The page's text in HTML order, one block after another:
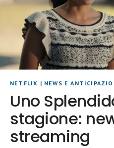
NETFLIX | NEWS E
Uno
stagione:
streaming